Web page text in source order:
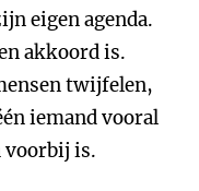
eigen agenda.
akkoord is.
twijfelen,
iemand vooral
voorbij is.